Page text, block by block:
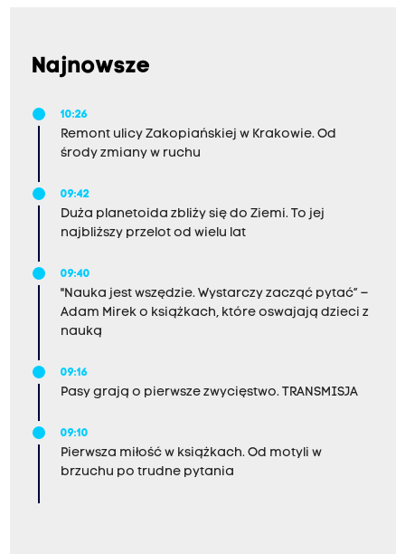
Najnowsze
10:26
Remont ulicy Zakopiańskiej w Krakowie. Od
środy zmiany w ruchu
09:42
Duża planetoida zbliży się do Ziemi. To jej
najbliższy przelot od wielu lat
09:40
"Nauka jest wszędzie. Wystarczy zacząć pytać” –
Adam Mirek o książkach, które oswajają dzieci z
nauką
09:16
Pasy grają o pierwsze zwycięstwo. TRANSMISJA
09:10
Pierwsza miłość w książkach. Od motyli w
brzuchu po trudne pytania